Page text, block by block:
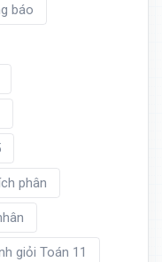
báo
phân
giỏi Toán 11